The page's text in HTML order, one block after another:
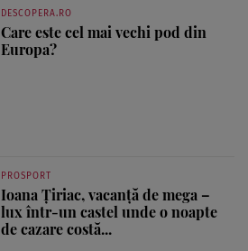
DESCOPERA.RO
Care este cel mai vechi pod din
Europa?
PROSPORT
Ioana Țiriac, vacanță de mega –
lux într-un castel unde o noapte
de cazare costă...